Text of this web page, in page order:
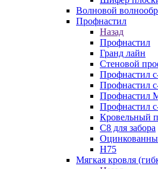
Волновой
Профнастил
Назад
Профнастил
Гранд лайн
Стеновой
Профнастил
Профнастил
Профнастил
Профнастил
Кровельный
С8 для забора
Н75
Мягкая кровля